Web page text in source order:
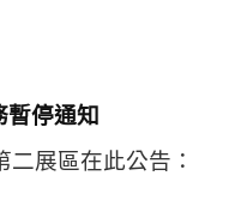
暫停通知
展區在此公告：